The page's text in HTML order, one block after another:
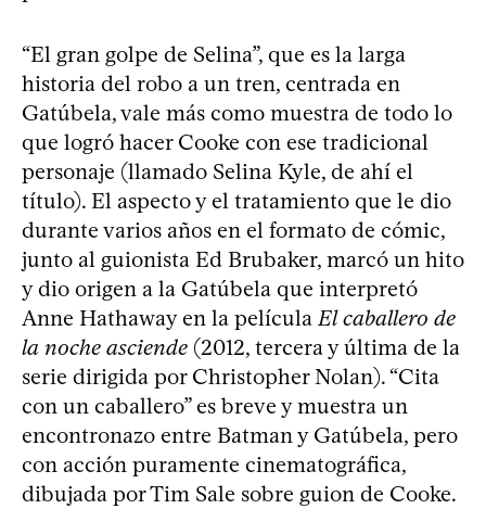
“El gran golpe de Selina”, que es la larga
historia del robo a un tren, centrada en
Gatúbela, vale más como muestra de todo lo
que logró hacer Cooke con ese tradicional
personaje (llamado Selina Kyle, de ahí el
título). El aspecto y el tratamiento que le dio
durante varios años en el formato de cómic,
junto al guionista Ed Brubaker, marcó un hito
y dio origen a la Gatúbela que interpretó
Anne Hathaway en la películaEl caballero de
la noche asciende (2012, tercera y última de la
serie dirigida por Christopher Nolan). “Cita
con un caballero” es breve y muestra un
encontronazo entre Batman y Gatúbela, pero
con acción puramente cinematográfica,
dibujada por Tim Sale sobre guion de Cooke.